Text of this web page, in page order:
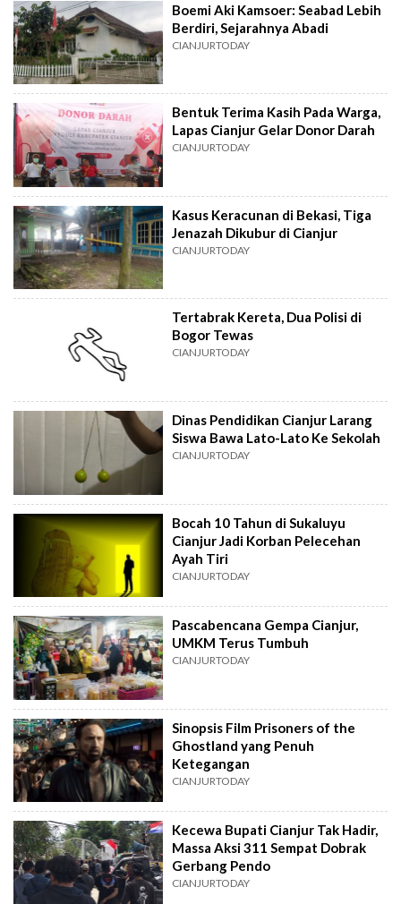
Boemi Aki Kamsoer: Seabad Lebih
Berdiri, Sejarahnya Abadi
CIANJURTODAY
Bentuk Terima Kasih Pada Warga,
Lapas Cianjur Gelar Donor Darah
CIANJURTODAY
Kasus Keracunan di Bekasi, Tiga
Jenazah Dikubur di Cianjur
CIANJURTODAY
Tertabrak Kereta, Dua Polisi di
Bogor Tewas
CIANJURTODAY
Dinas Pendidikan Cianjur Larang
Siswa Bawa Lato-Lato Ke Sekolah
CIANJURTODAY
Bocah 10 Tahun di Sukaluyu
Cianjur Jadi Korban Pelecehan
Ayah Tiri
CIANJURTODAY
Pascabencana Gempa Cianjur,
UMKM Terus Tumbuh
CIANJURTODAY
Sinopsis Film Prisoners of the
Ghostland yang Penuh
Ketegangan
CIANJURTODAY
Kecewa Bupati Cianjur Tak Hadir,
Massa Aksi 311 Sempat Dobrak
Gerbang Pendo
CIANJURTODAY